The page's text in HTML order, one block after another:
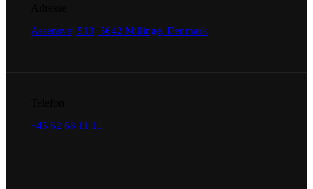
Assensvej 513, 5642 Millinge, Denmark
+45 62 68 11 11